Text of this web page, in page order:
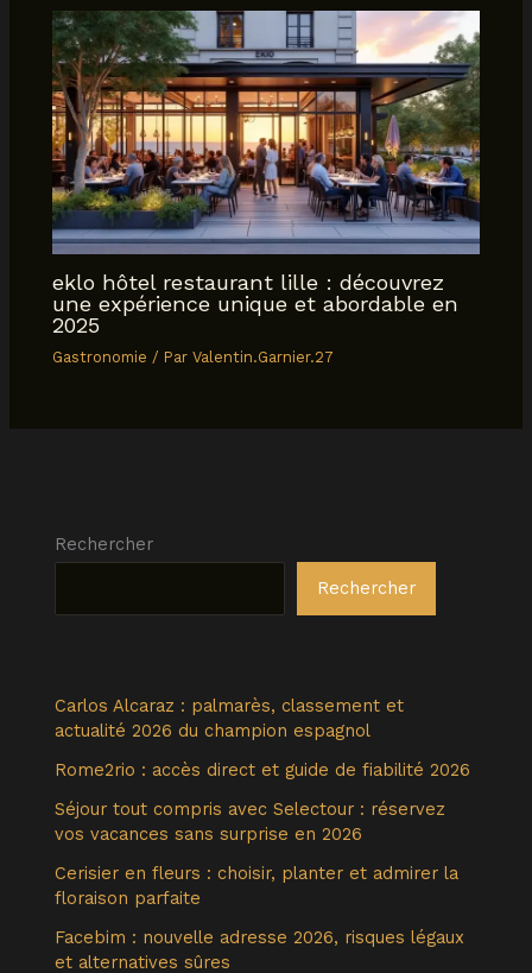
eklo hôtel restaurant lille : découvrez
une expérience unique et abordable en
2025
Gastronomie / ParValentin.Garnier.27
Rechercher
Rechercher
Carlos Alcaraz : palmarès, classement et
actualité 2026 du champion espagnol
Rome2rio : accès direct et guide de fiabilité 2026
Séjour tout compris avec Selectour : réservez
vos vacances sans surprise en 2026
Cerisier en fleurs : choisir, planter et admirer la
floraison parfaite
Facebim : nouvelle adresse 2026, risques légaux
et alternatives sûres